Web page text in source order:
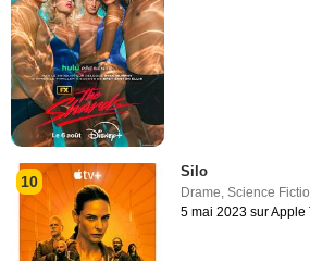
10
Silo
Drame,Science
5 mai 2023 sur Apple